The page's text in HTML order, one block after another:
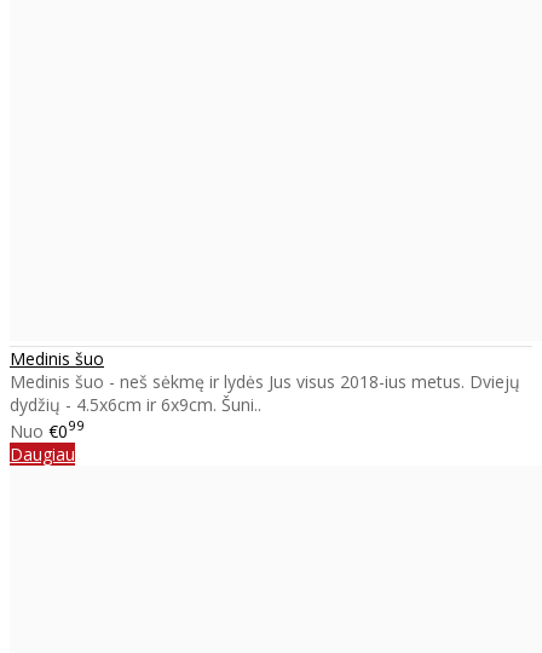
Medinis šuo
Medinis šuo - neš sėkmę ir lydės Jus visus 2018-ius metus. Dviejų
dydžių - 4.5x6cm ir 6x9cm. Šuni..
Nuo €099
Daugiau